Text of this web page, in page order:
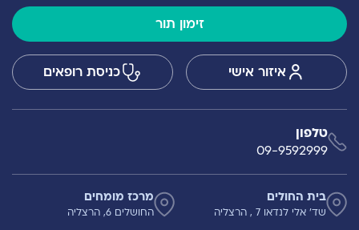
זימון תור
איזור אישי כניסת רופאים
טלפון
09-9592999
בית החולים
שד' אלי לנדאו 7 , הרצליה
מרכז מומחים
החושלים 6, הרצליה